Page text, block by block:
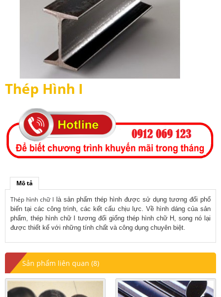
Thép Hình I
Mô tả
Thép hình chữ I là sản phẩm thép hình được sử dụng tương đối phổ
biến tại các công trình, các kết cấu chịu lực. Về hình dáng của sản
phẩm, thép hình chữ I tương đối giống thép hình chữ H, song nó lại
được thiết kế với những tính chất và công dụng chuyên biệt.
Sản phẩm liên quan (8)